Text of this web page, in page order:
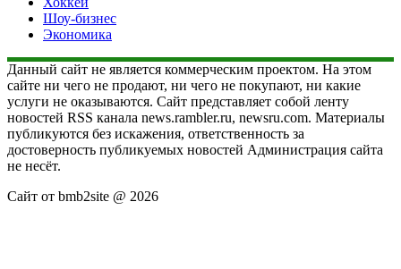
Шоу-бизнес
Экономика
Данный сайт не является коммерческим проектом. На этом
сайте ни чего не продают, ни чего не покупают, ни какие
услуги не оказываются. Сайт представляет собой ленту
новостей RSS канала news.rambler.ru, newsru.com. Материалы
публикуются без искажения, ответственность за
достоверность публикуемых новостей Администрация сайта
не несёт.
Сайт от bmb2site @ 2026